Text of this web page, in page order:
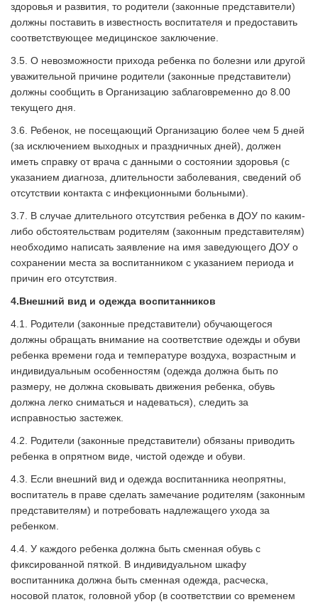
здоровья и развития, то родители (законные представители)
должны поставить в известность воспитателя и предоставить
соответствующее медицинское заключение.
3.5. О невозможности прихода ребенка по болезни или другой
уважительной причине родители (законные представители)
должны сообщить в Организацию заблаговременно до 8.00
текущего дня.
3.6. Ребенок, не посещающий Организацию более чем 5 дней
(за исключением выходных и праздничных дней), должен
иметь справку от врача с данными о состоянии здоровья (с
указанием диагноза, длительности заболевания, сведений об
отсутствии контакта с инфекционными больными).
3.7. В случае длительного отсутствия ребенка в ДОУ по каким-
либо обстоятельствам родителям (законным представителям)
необходимо написать заявление на имя заведующего ДОУ о
сохранении места за воспитанником с указанием периода и
причин его отсутствия.
4.Внешний вид и одежда воспитанников
4.1. Родители (законные представители) обучающегося
должны обращать внимание на соответствие одежды и обуви
ребенка времени года и температуре воздуха, возрастным и
индивидуальным особенностям (одежда должна быть по
размеру, не должна сковывать движения ребенка, обувь
должна легко сниматься и надеваться), следить за
исправностью застежек.
4.2. Родители (законные представители) обязаны приводить
ребенка в опрятном виде, чистой одежде и обуви.
4.3. Если внешний вид и одежда воспитанника неопрятны,
воспитатель в праве сделать замечание родителям (законным
представителям) и потребовать надлежащего ухода за
ребенком.
4.4. У каждого ребенка должна быть сменная обувь с
фиксированной пяткой. В индивидуальном шкафу
воспитанника должна быть сменная одежда, расческа,
носовой платок, головной убор (в соответствии со временем